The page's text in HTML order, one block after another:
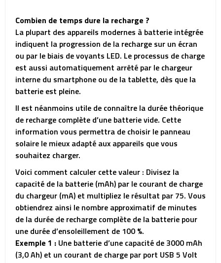
Combien de temps dure la recharge ?
La plupart des appareils modernes à batterie intégrée
indiquent la progression de la recharge sur un écran
ou par le biais de voyants LED. Le processus de charge
est aussi automatiquement arrêté par le chargeur
interne du smartphone ou de la tablette, dès que la
batterie est pleine.
Il est néanmoins utile de connaître la durée théorique
de recharge complète d’une batterie vide. Cette
information vous permettra de choisir le panneau
solaire le mieux adapté aux appareils que vous
souhaitez charger.
Voici comment calculer cette valeur : Divisez la
capacité de la batterie (mAh) par le courant de charge
du chargeur (mA) et multipliez le résultat par 75. Vous
obtiendrez ainsi le nombre approximatif de minutes
de la durée de recharge complète de la batterie pour
une durée d’ensoleillement de 100 %.
Exemple 1 : Une batterie d’une capacité de 3000 mAh
(3,0 Ah) et un courant de charge par port USB 5 Volt